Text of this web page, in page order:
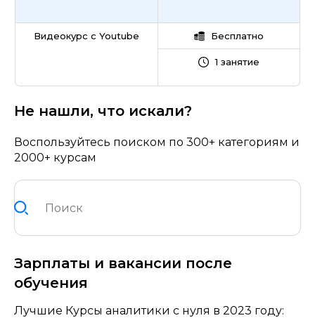
Видеокурс с Youtube Бесплатно
1 занятие
Не нашли, что искали?
Воспользуйтесь поиском по 300+ категориям и
2000+ курсам
Зарплаты и вакансии после
обучения
Лучшие Курсы аналитики с нуля в 2023 году: